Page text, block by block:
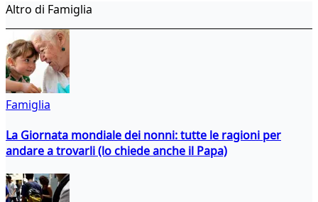
Altro di Famiglia
Famiglia
La Giornata mondiale dei nonni: tutte le ragioni per
andare a trovarli (lo chiede anche il Papa)